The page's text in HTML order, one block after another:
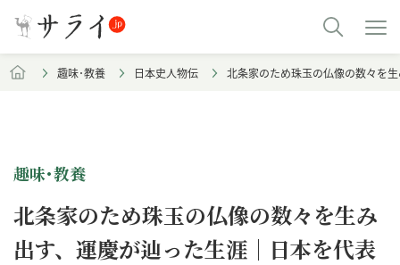
趣味･教養 日本史人物伝 北条家のため珠玉の仏像の数々を
趣味･教養
北条家のため珠玉の仏像の数々を生み
出す、運慶が辿った生涯｜日本を代表